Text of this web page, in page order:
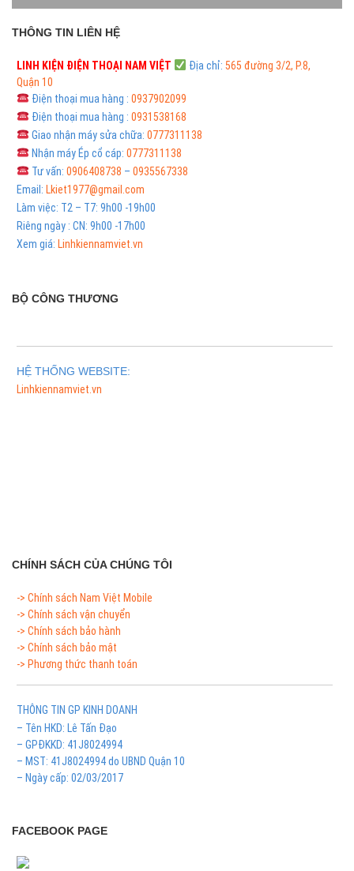
THÔNG TIN LIÊN HỆ
LINH KIỆN ĐIỆN THOẠI NAM VIỆT Địa chỉ: 565 đường 3/2, P.8,
Quận 10
Điện thoại mua hàng : 0937902099
Điện thoại mua hàng : 0931538168
Giao nhận máy sửa chữa: 0777311138
Nhận máy Ép cổ cáp: 0777311138
Tư vấn: 0906408738 – 0935567338
Email: Lkiet1977@gmail.com
Làm việc: T2 – T7: 9h00 -19h00
Riêng ngày : CN: 9h00 -17h00
Xem giá: Linhkiennamviet.vn
BỘ CÔNG THƯƠNG
HỆ THỐNG WEBSITE:
Linhkiennamviet.vn
CHÍNH SÁCH CỦA CHÚNG TÔI
-> Chính sách Nam Việt Mobile
-> Chính sách vận chuyển
-> Chính sách bảo hành
-> Chính sách bảo mật
-> Phương thức thanh toán
THÔNG TIN GP KINH DOANH
– Tên HKD: Lê Tấn Đạo
– GPĐKKD: 41J8024994
– MST: 41J8024994 do UBND Quận 10
– Ngày cấp: 02/03/2017
FACEBOOK PAGE